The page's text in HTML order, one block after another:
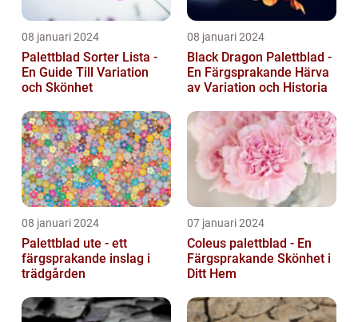
08 januari 2024
Palettblad Sorter Lista -
En Guide Till Variation
och Skönhet
08 januari 2024
Black Dragon Palettblad -
En Färgsprakande Härva
av Variation och Historia
08 januari 2024
Palettblad ute - ett
färgsprakande inslag i
trädgården
07 januari 2024
Coleus palettblad - En
Färgsprakande Skönhet i
Ditt Hem